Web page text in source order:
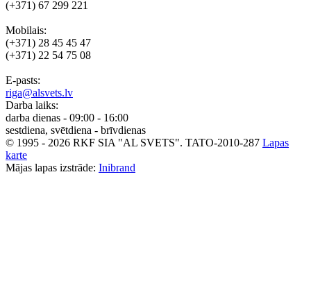
(+371) 67 299 221
Mobilais:
(+371) 28 45 45 47
(+371) 22 54 75 08
E-pasts:
riga@alsvets.lv
Darba laiks:
darba dienas - 09:00 - 16:00
sestdiena, svētdiena - brīvdienas
© 1995 - 2026 RKF SIA "AL SVETS". TATO-2010-287 Lapas
karte
Mājas lapas izstrāde: Inibrand